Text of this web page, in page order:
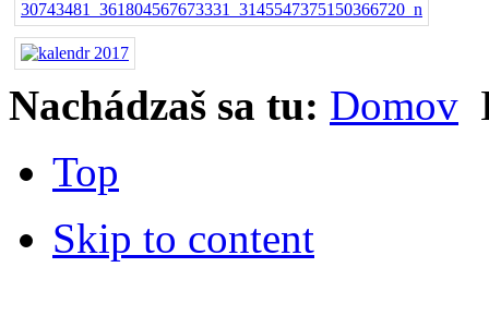
Nachádzaš sa tu: Domov
Top
Skip to content